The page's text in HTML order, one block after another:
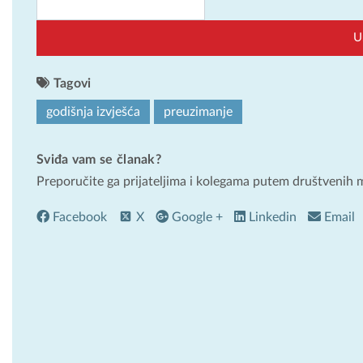
Tagovi
godišnja izvješća preuzimanje
Sviđa vam se članak?
Preporučite ga prijateljima i kolegama putem društvenih
Facebook X Google + Linkedin Email